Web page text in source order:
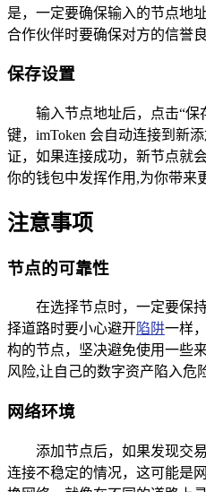
是，一定要确保输入的节点地
合作伙伴时要确保对方的信誉良
保存设置
输入节点地址后，点击“保
键，imToken 会自动连接到新
证，如果连接成功，新节点就
你的钱包中发挥作用,为你带来
注意事项
节点的可靠性
在选择节点时，一定要保
择道路时要小心避开陷阱一样
构的节点，坚决避免使用一些
风险,让自己的数字资产陷入危
网络环境
添加节点后，如果发现交
连接不稳定的情况，这可能是